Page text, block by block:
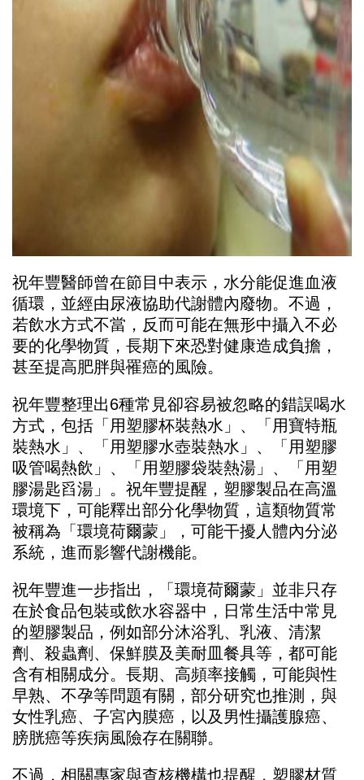
祝年豐醫師曾在節目中表示，水分能促進血液
循環，並經由尿液協助代謝體內廢物。不過，
若飲水方式不當，反而可能在無形中攝入不必
要的化學物質，長期下來恐對健康造成負擔，
甚至提高肥胖與罹癌的風險。
祝年豐整理出6種常見卻容易被忽略的錯誤喝水
方式，包括「用塑膠杯裝熱水」、「用寶特瓶
裝熱水」、「用塑膠水壺裝熱水」、「用塑膠
吸管喝熱飲」、「用塑膠袋裝熱湯」、「用塑
膠湯匙舀湯」。祝年豐提醒，塑膠製品在高溫
環境下，可能釋出部分化學物質，這類物質常
被稱為「環境荷爾蒙」，可能干擾人體內分泌
系統，進而影響代謝機能。
祝年豐進一步指出，「環境荷爾蒙」並非只存
在於食品包裝或飲水容器中，日常生活中常見
的塑膠製品，例如部分沐浴乳、乳液、清潔
劑、殺蟲劑、保鮮膜及美耐皿餐具等，都可能
含有相關成分。長期、高頻率接觸，可能與性
早熟、不孕等問題有關，部分研究也推測，與
女性乳癌、子宮內膜癌，以及男性攝護腺癌、
膀胱癌等疾病風險存在關聯。
不過，相關專家與查核機構也提醒，塑膠材質